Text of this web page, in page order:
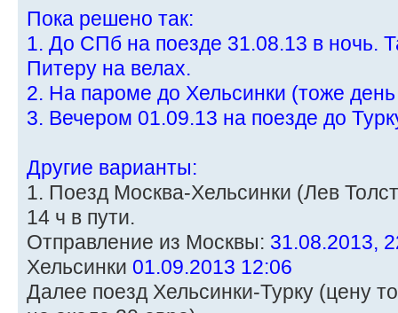
Пока решено так:
1. До СПб на поезде 31.08.13 в ночь.
Питеру на велах.
2. На пароме до Хельсинки (тоже
3. Вечером 01.09.13 на поезде до
Другие варианты:
1. Поезд Москва-Хельсинки (Лев
14 ч в пути.
Отправление из Москвы: 31.08.2013,
Хельсинки 01.09.2013 12:06
Далее поезд Хельсинки-Турку (цену